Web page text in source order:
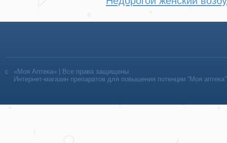
«Моя Аптека» | Все права защищены
Интернет-магазин препаратов для повышения потенции “Моя